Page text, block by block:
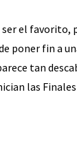
ser el
poner fin a
tan
las